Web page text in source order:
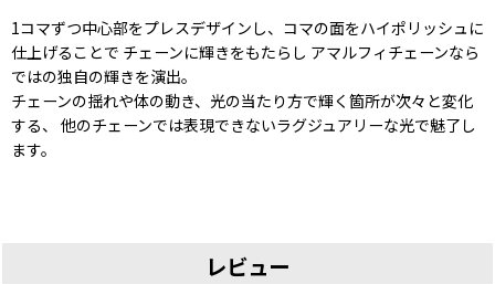
1コマずつ中心部をプレスデザインし、コマの面をハイポリッシュに
仕上げることで チェーンに輝きをもたらし アマルフィチェーンなら
ではの独自の輝きを演出。
チェーンの揺れや体の動き、光の当たり方で輝く箇所が次々と変化
する、 他のチェーンでは表現できないラグジュアリーな光で魅了し
ます。
レビュー